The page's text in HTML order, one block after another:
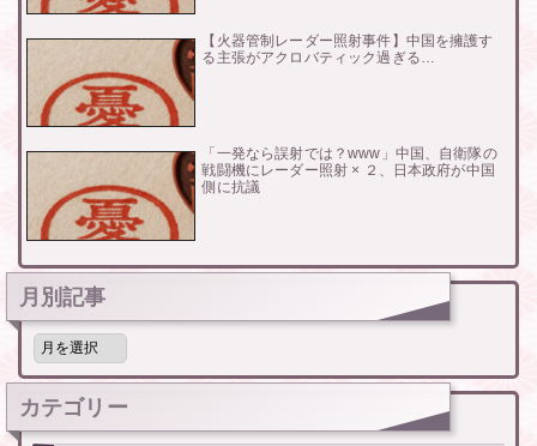
【火器管制レーダー照射事件】中国を擁護す
る主張がアクロバティック過ぎる…
「一発なら誤射では？www」中国、自衛隊の
戦闘機にレーダー照射 × ２、日本政府が中国
側に抗議
月別記事
月
記
事
カテゴリー